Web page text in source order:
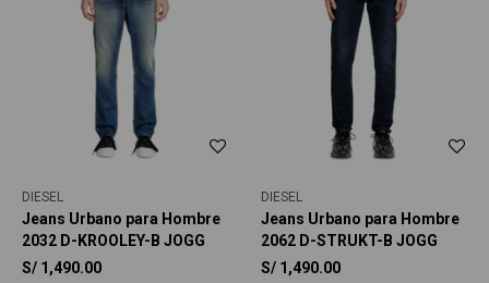
DIESEL
Jeans Urbano para Hombre
2032 D-KROOLEY-B JOGG
S/ 1,490.00
DIESEL
Jeans Urbano para Hombre
2062 D-STRUKT-B JOGG
S/ 1,490.00